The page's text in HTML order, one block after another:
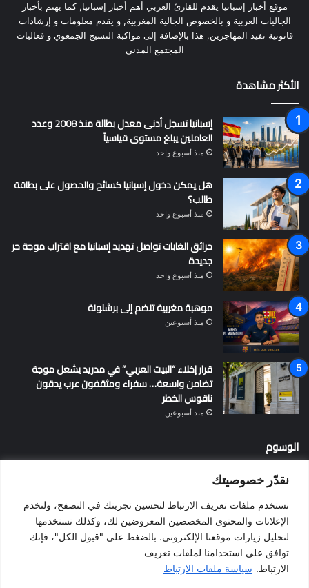
نقدّر خصوصيتك
نستخدم ملفات تعريف الارتباط لتحسين تجربتك في التصفح، ولتخدم
الإعلانات والمحتوى المخصصين المعروضين لك، وكذلك نستخدمها
لتحليل زيارات موقعنا الإلكتروني. بالضغط على "قبول الكل"، فإنك
توافق على استخدامنا لملفات تعريف
الارتباط. سياسة ملفات الارتباط
موقع أخبار إسبانيا يقدم للقارىْ العربي أهم أخبار إسبانيا, كما يهتم بأخبار
الجاليات العربية و بالخصوص الجالية المغربية, و يقدم معلومات و إرشادات
قانونية تفيد المهاجرين, هذا بالإضافة إلى مواكبة النسيج الجمعوي و فعاليات
المجتمع المدني
الأكثر مشاهدة
إسبانيا تسجل أدنى معدل بطالة منذ 2008 وعدد
العاملين يبلغ مستوى قياسياً
منذ أسبوع واحد
هل يمكن دخول إسبانيا كسائح والحصول على بطاقة
طالب؟
منذ أسبوع واحد
حرائق الغابات تواصل تهديد إسبانيا مع اقتراب موجة حر
جديدة
منذ أسبوع واحد
موهبة مغربية تنضم إلى برشلونة
منذ أسبوعين
قرار إخلاء “البيت العربي” في مدريد يشعل موجة
تضامن واسعة… سفراء ومثقفون عرب يدقون
ناقوس الخطر
منذ أسبوعين
الوسوم
أخبار إسبانيا إسبانيا
الجالية المغربية الجنسية الإسبانية الحزب الاشتراكي الإسباني
المغرب المهاجرين الهجرة الهجرة إلى إسبانيا برشلونة
بيدرو سانشيز فالنسيا فيضانات